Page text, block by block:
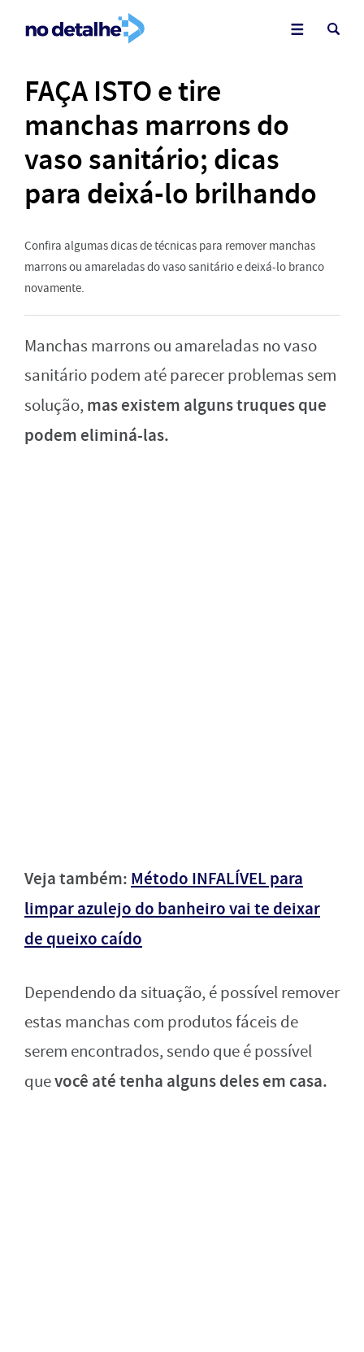
FAÇA ISTO e tire
manchas marrons do
vaso sanitário; dicas
para deixá-lo brilhando
Confira algumas dicas de técnicas para remover manchas
marrons ou amareladas do vaso sanitário e deixá-lo branco
novamente.
Manchas marrons ou amareladas no vaso
sanitário podem até parecer problemas sem
solução, mas existem alguns truques que
podem eliminá-las.
Veja também: Método INFALÍVEL para
limpar azulejo do banheiro vai te deixar
de queixo caído
Dependendo da situação, é possível remover
estas manchas com produtos fáceis de
serem encontrados, sendo que é possível
quevocê até tenha alguns deles em casa.